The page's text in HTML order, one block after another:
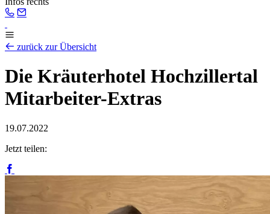
zurück zur Übersicht
Die Kräuterhotel Hochzillertal
Mitarbeiter-Extras
19.07.2022
Jetzt teilen: